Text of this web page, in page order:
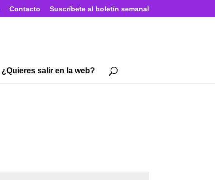
Contacto Suscríbete al boletín semanal
¿Quieres salir en la web?